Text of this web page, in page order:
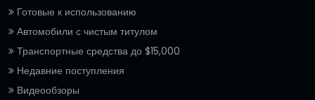
Готовые к использованию
Автомобили с чистым титулом
Транспортные средства до $15,000
Недавние поступления
Видеообзоры